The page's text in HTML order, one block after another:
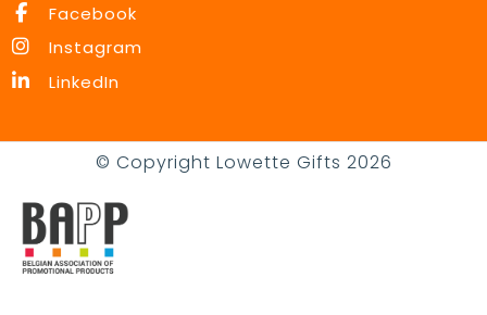
Facebook
Instagram
LinkedIn
© Copyright Lowette Gifts 2026